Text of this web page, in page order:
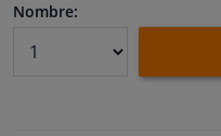
Promotions et réductions
Nombre: